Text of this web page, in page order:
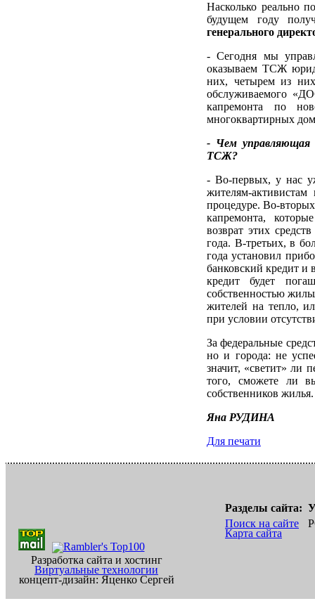
Насколько реально
будущем году
генерального
- Сегодня мы
оказываем ТСЖ
них, четырем из
обслуживаемого
капремонта по
многоквартирных
- Чем управляющая
ТСЖ?
- Во-первых, у нас
жителям-
процедуре. Во-
капремонта,
возврат этих
года. В-третьих, в
года установил
банковский кредит и
кредит будет
собственностью
жителей на тепло,
при условии
За федеральные
но и города: не
значит, «светит» ли
того, сможете ли
собственников жилья.
Яна РУДИНА
Для печати
Разработка сайта и хостинг
Виртуальные технологии
концепт-дизайн: Яценко Сергей
Разделы сайта:
Поиск на сайте
Карта сайта